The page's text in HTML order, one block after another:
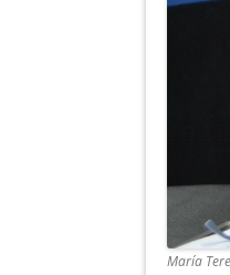
María